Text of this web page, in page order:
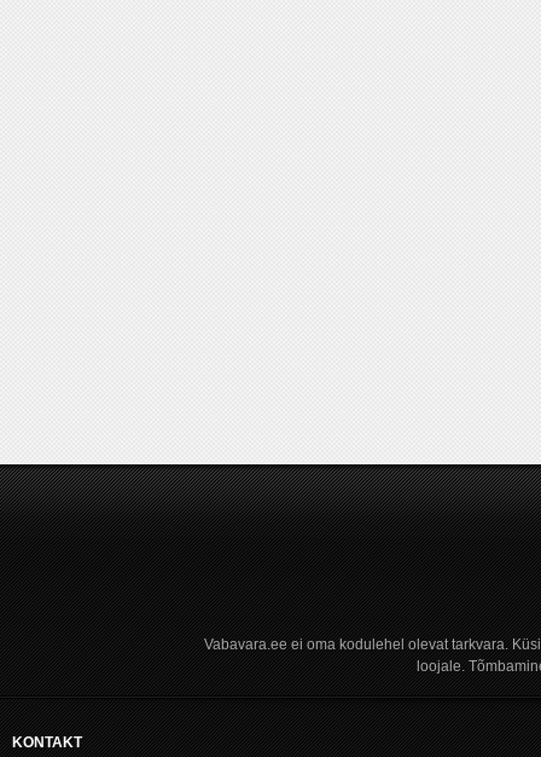
Vabavara.ee ei oma kodulehel olevat tarkvara.
loojale.
KONTAKT